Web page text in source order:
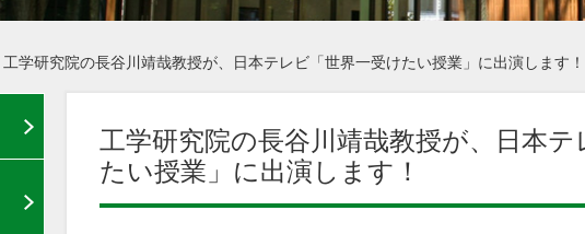
工学研究院の長谷川靖哉教授が、日本テレビ「世界一受けたい授業」に出演します！
工学研究院の長谷川靖哉教授が、日本テ
たい授業」に出演します！